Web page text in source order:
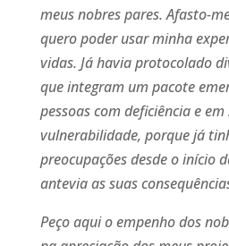
meus nobres pares. Afasto-
quero poder usar minha
vidas. Já havia protocolado
que integram um pacote
pessoas com deficiência e
vulnerabilidade, porque já
preocupações desde o início
antevia as suas
Peço aqui o empenho dos